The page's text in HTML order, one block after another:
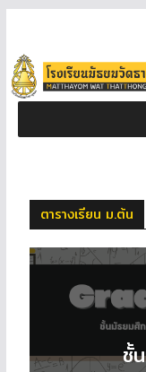
ตารางเรียน ม.ต้น
ชั้